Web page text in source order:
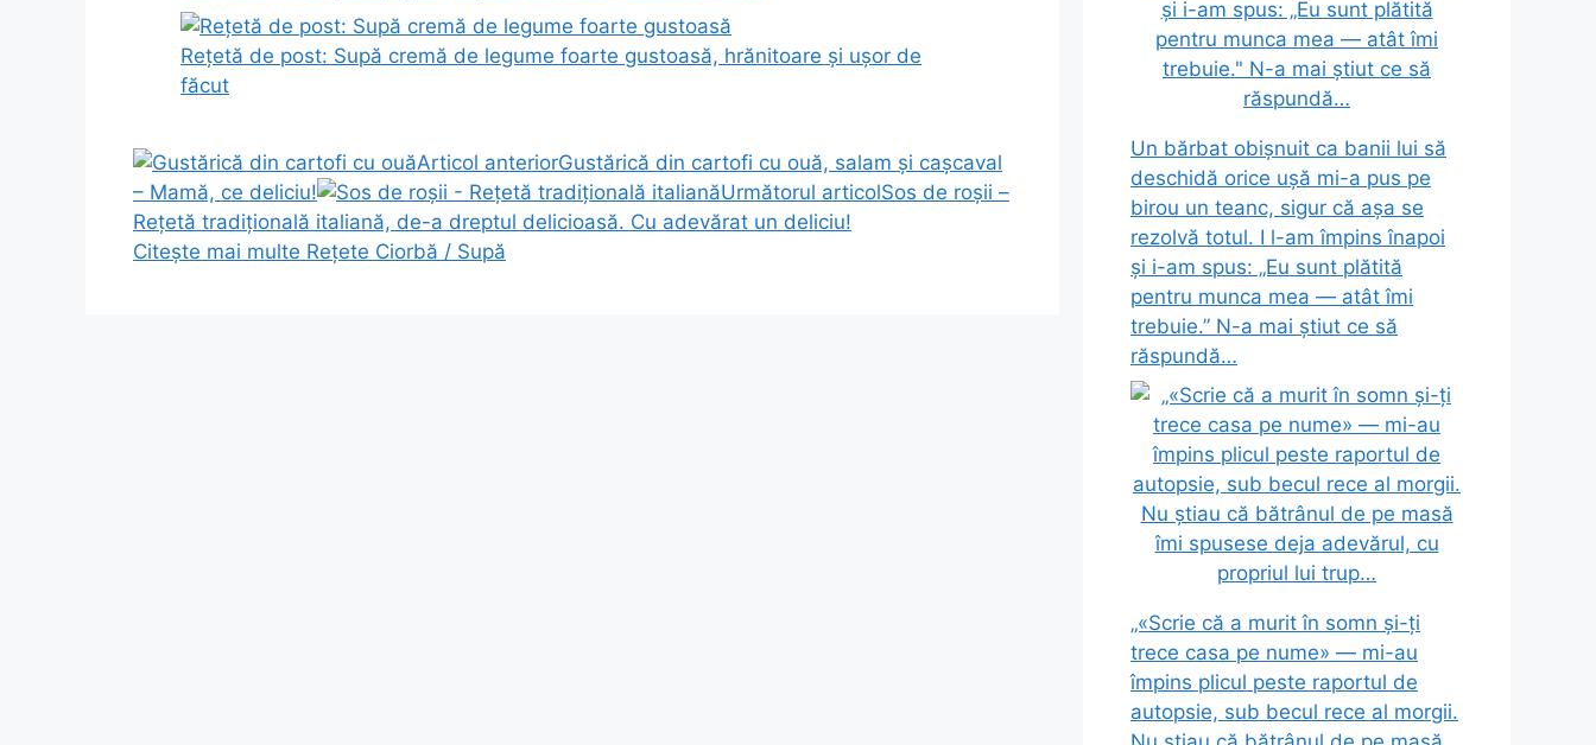
Rețetă de post: Supă cremă de legume foarte gustoasă, hrănitoare și ușor de
făcut
Articol anteriorGustărică din cartofi cu ouă, salam și cașcaval
– Mamă, ce deliciu!
Următorul articolSos de roșii –
Rețetă tradițională italiană, de-a dreptul delicioasă. Cu adevărat un deliciu!
Citește mai multe Rețete Ciorbă / Supă
Un bărbat obișnuit ca banii lui să
deschidă orice ușă mi-a pus pe
birou un teanc, sigur că așa se
rezolvă totul. I l-am împins înapoi
și i-am spus: „Eu sunt plătită
pentru munca mea — atât îmi
trebuie.” N-a mai știut ce să
răspundă…
„«Scrie că a murit în somn și-ți
trece casa pe nume» — mi-au
împins plicul peste raportul de
autopsie, sub becul rece al morgii.